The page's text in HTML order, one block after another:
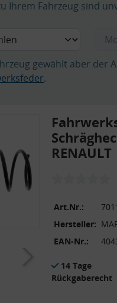
Ihrem Fahrzeug sind
gewählt aber der
.
RENAULT
Art.Nr.:
Hersteller:
EAN-Nr.:
14 Tage
Rückgaberecht